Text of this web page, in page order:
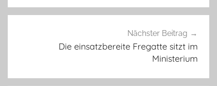
Nächster Beitrag
Die einsatzbereite Fregatte sitzt im
Ministerium